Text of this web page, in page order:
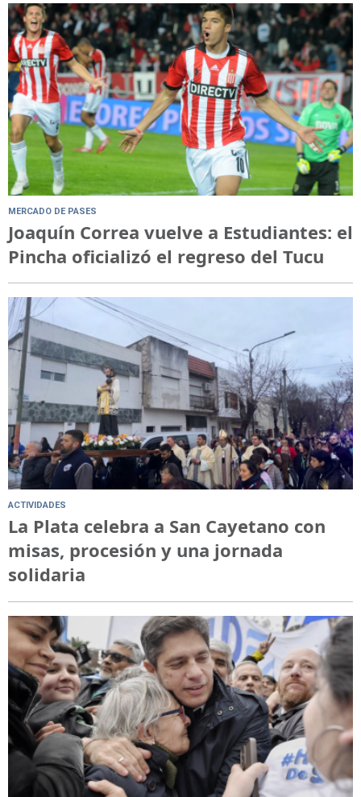
MERCADO DE PASES
Joaquín Correa vuelve a Estudiantes: el
Pincha oficializó el regreso del Tucu
ACTIVIDADES
La Plata celebra a San Cayetano con
misas, procesión y una jornada
solidaria